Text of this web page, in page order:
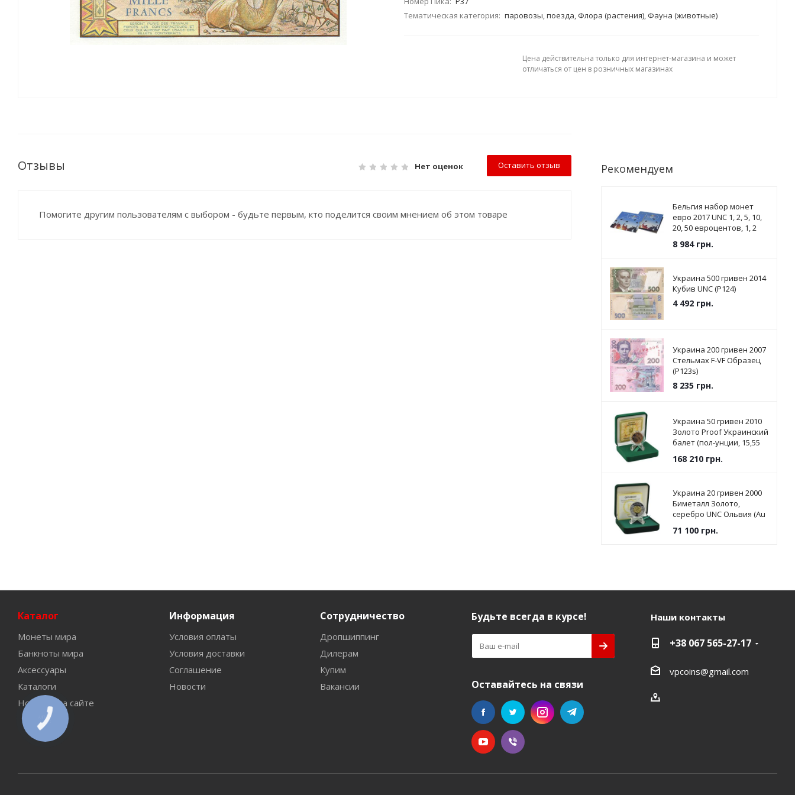
Тематическая категория: паровозы, поезда, Флора (растения), Фауна (животные)
Цена действительна только для интернет-магазина и может
отличаться от цен в розничных магазинах
Отзывы Нет оценок Оставить отзыв
Помогите другим пользователям с выбором - будьте первым, кто поделится своим мнением об этом товаре
Рекомендуем
Бельгия набор монет
евро 2017 UNC 1, 2, 5, 10,
20, 50 евроцентов, 1, 2
упаковке
8 984грн.
Украина 500 гривен 2014
Кубив UNC (P124)
4 492грн.
Украина 200 гривен 2007
Стельмах F-VF Образец
(P123s)
8 235 грн.
Украина 50 гривен 2010
Золото Proof Украинский
балет (пол-унции, 15,55
168 210грн.
Украина 20 гривен 2000
Биметалл Золото,
серебро UNC Ольвия (Au
7.8 грамм)
71 100грн.
Каталог
Монеты мира
Банкноты мира
Аксессуары
Каталоги
Новинки на сайте
Информация
Условия оплаты
Условия доставки
Соглашение
Новости
Сотрудничество
Дропшиппинг
Дилерам
Купим
Вакансии
Будьте всегда в курсе!
Оставайтесь на связи
Наши контакты
+38 067 565-27-17
vpcoins@gmail.com
КНОПКА
СВЯЗИ